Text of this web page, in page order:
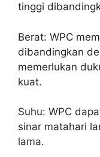
tinggi
Berat: WPC
dibandingkan
memerlukan
kuat.
Suhu: WPC
sinar matahari
lama.